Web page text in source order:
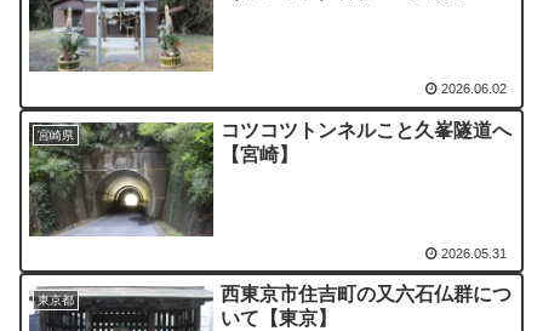
2026.06.02
宮崎県
コツコツトンネルこと久峯隧道へ
【宮崎】
2026.05.31
東京都
西東京市住吉町の又六石仏群につ
いて【東京】